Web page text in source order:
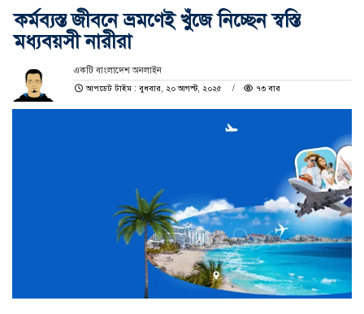
কর্মব্যস্ত জীবনে ভ্রমণেই খুঁজে নিচ্ছেন স্বস্তি
মধ্যবয়সী নারীরা
একটি বাংলাদেশ অনলাইন
আপডেট টাইম : বুধবার, ২০ আগস্ট, ২০২৫
৭৩ বার